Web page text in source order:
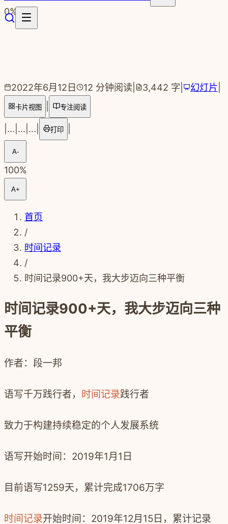
跳转到主要内容
0%
2022年6月12日 12 分钟阅读 3,442 字 幻灯片
卡片视图 专注阅读
... ... ... 打印
A-
100%
A+
首页
/
时间记录
/
时间记录900+天，我大步迈向三种平衡
时间记录900+天，我大步迈向三种
平衡
作者：段一邦
语写千万践行者， 时间记录践行者
致力于构建持续稳定的个人发展系统
语写开始时间： 2019年1月 1 日
目前语写1259天，累计完成1706万字
时间记录开始时间： 2019年12月 15日，累计记录